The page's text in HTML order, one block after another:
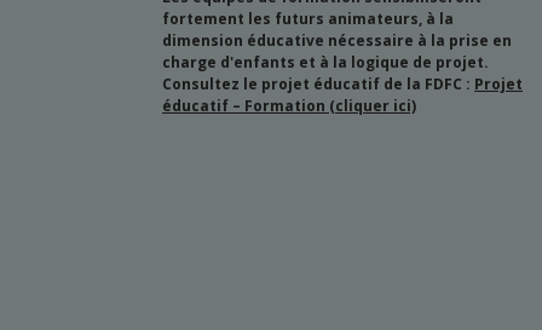
fortement les futurs animateurs, à la
dimension éducative nécessaire à la prise en
charge d'enfants et à la logique de projet.
Consultez le projet éducatif de la FDFC : Projet
éducatif – Formation (cliquer ici)